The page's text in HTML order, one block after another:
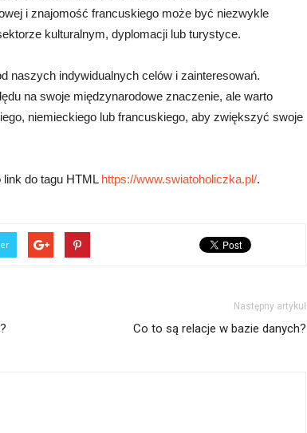
i znajomość francuskiego może być niezwykle
kulturalnym, dyplomacji lub turystyce.
naszych indywidualnych celów i zainteresowań.
na swoje międzynarodowe znaczenie, ale warto
niemieckiego lub francuskiego, aby zwiększyć swoje
do tagu HTML https://www.swiatoholiczka.pl/.
Następny artykuł
Co to są relacje w bazie danych?